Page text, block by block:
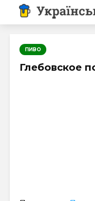
ПИВО
Глебовское